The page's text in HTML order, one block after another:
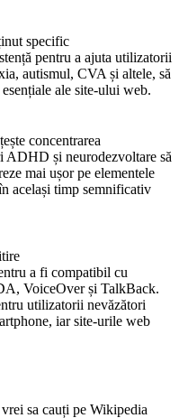
specific
pentru a ajuta utilizatorii
autismul, CVA și altele, să
ale site-ului web.
concentrarea
ADHD și neurodezvoltare să
mai ușor pe elementele
același timp semnificativ
a fi compatibil cu
VoiceOver și TalkBack.
utilizatorii nevăzători
iar site-urile web
sa cauți pe Wikipedia